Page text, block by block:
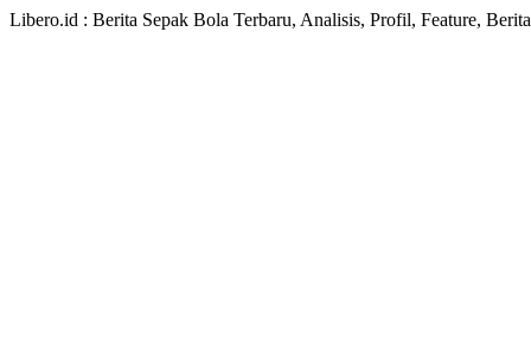
Libero.id : Berita Sepak Bola Terbaru, Analisis, Profil, Feature,